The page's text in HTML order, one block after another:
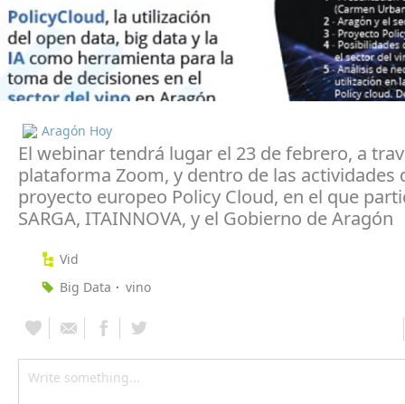
Aragón Hoy
El webinar tendrá lugar el 23 de febrero, a
plataforma Zoom, y dentro de las actividades
proyecto europeo Policy Cloud, en el que
SARGA, ITAINNOVA, y el Gobierno de Aragón
Vid
Big Data
vino